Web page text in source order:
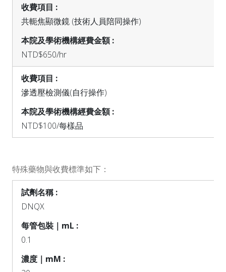
共軛焦顯微鏡 (技術人員陪同操作)
NTD$650/hr
滲透壓檢測儀(自行操作)
NTD$100/每樣品
特殊藥物與收費標準如下：
DNQX
0.1